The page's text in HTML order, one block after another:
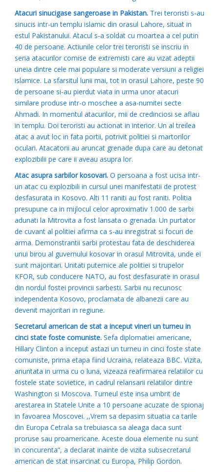
Atacuri sinucigase sangeroase in Pakistan. Trei teroristi s-au
sinucis intr-un templu islamic din orasul Lahore, situat in
estul Pakistanului. Atacul s-a soldat cu moartea a cel putin
40 de persoane. Actiunile celor trei teroristi se inscriu in
seria atacurilor comise de extremisti care au vizat adeptii
uneia dintre cele mai populare si moderate versiuni a religiei
islamice. La sfarsitul lunii mai, tot in orasul Lahore, peste 90
de persoane si-au pierdut viata in urma unor atacuri
similare produse intr-o moschee a asa-numitei secte
Ahmadi. In momentul atacurilor, mii de credinciosi se aflau
in templu. Doi teroristi au actionat in interior. Un al treilea
atac a avut loc in fata portii, potrivit politiei si martorilor
oculari. Atacatorii au aruncat grenade dupa care au detonat
explozibilii pe care ii aveau asupra lor.
Atac asupra sarbilor kosovari. O persoana a fost ucisa intr-
un atac cu explozibili in cursul unei manifestatii de protest
desfasurata in Kosovo. Alti 11 raniti au fost raniti. Politia
presupune ca in mijlocul celor aproximativ 1.000 de sarbi
adunati la Mitrovita a fost lansata o grenada. Un purtator
de cuvant al politiei afirma ca s-au inregistrat si focuri de
arma. Demonstrantii sarbi protestau fata de deschiderea
unui birou al guvernului kosovar in orasul Mitrovita, unde ei
sunt majoritari. Unitati puternice ale politiei si trupelor
KFOR, sub conducere NATO, au fost desfasurate in orasul
din nordul fostei provincii sarbesti. Sarbii nu recunosc
independenta Kosovo, proclamata de albanezii care au
devenit majoritari in regiune.
Secretarul american de stat a inceput vineri un turneu in
cinci state foste comuniste. Sefa diplomatiei americane,
Hillary Clinton a inceput astazi un turneu in cinci foste state
comuniste, prima etapa fiind Ucraina, relateaza BBC. Vizita,
anuntata in urma cu o luna, vizeaza reafirmarea relatiilor cu
fostele state sovietice, in cadrul relansarii relatiilor dintre
Washington si Moscova. Turneul este insa umbrit de
arestarea in Statele Unite a 10 persoane acuzate de spionaj
in favoarea Moscovei. ,,Vrem sa depasim situatia ca tarile
din Europa Cetrala sa trebuiasca sa aleaga daca sunt
proruse sau proamericane. Aceste doua elemente nu sunt
in concurenta”, a declarat inainte de vizita subsecretarul
american de stat insarcinat cu Europa, Philip Gordon.